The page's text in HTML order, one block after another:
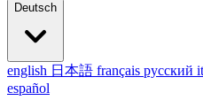
Deutsch
english 日本語 français русский
español